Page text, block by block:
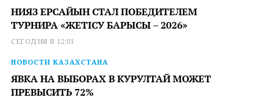
НИЯЗ ЕРСАЙЫН СТАЛ ПОБЕДИТЕЛЕМ
ТУРНИРА «ЖЕТІСУ БАРЫСЫ – 2026»
СЕГОДНЯ В 12:01
НОВОСТИ КАЗАХСТАНА
ЯВКА НА ВЫБОРАХ В КУРУЛТАЙ МОЖЕТ
ПРЕВЫСИТЬ 72%